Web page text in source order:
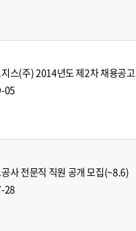
스(주) 2014년도 제2차 채용공고
05
사 전문직 직원 공개 모집(~8.6)
28